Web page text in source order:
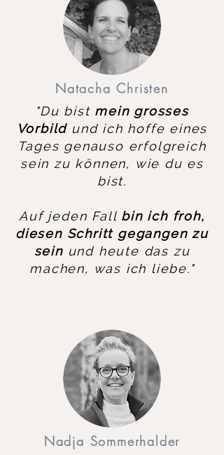
Natacha Christen
"Du bist mein grosses
Vorbild und ich hoffe eines
Tages genauso erfolgreich
sein zu können, wie du es
bist.
Auf jeden Fall bin ich froh,
diesen Schritt gegangen zu
seinund heute das zu
machen, was ich liebe."
Nadja Sommerhalder